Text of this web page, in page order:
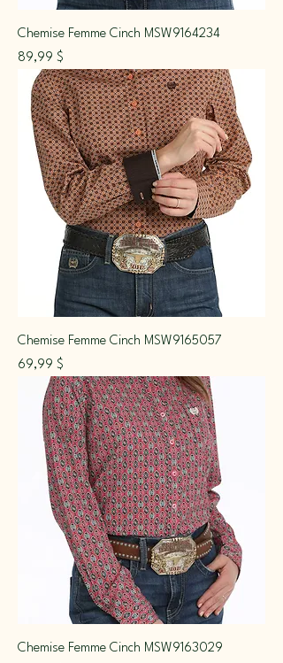
Chemise Femme Cinch MSW9164234
Prix
89,99 $
Chemise Femme Cinch MSW9165057
Prix
69,99 $
Chemise Femme Cinch MSW9163029